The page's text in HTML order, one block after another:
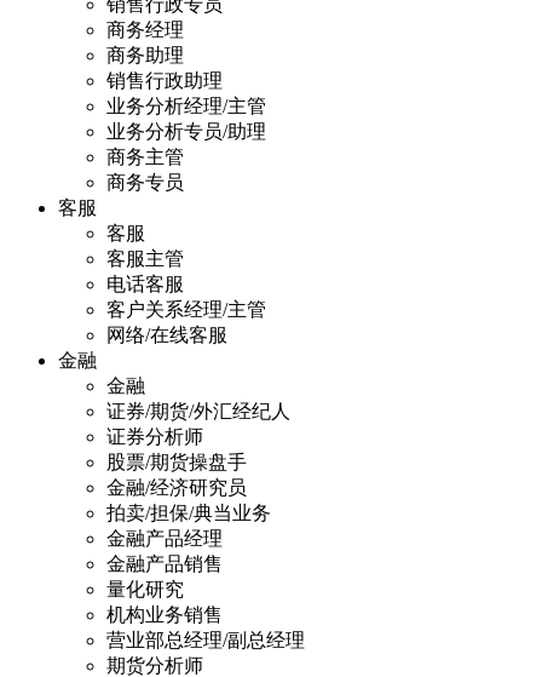
销售行政专员
商务经理
商务助理
销售行政助理
业务分析经理/主管
业务分析专员/助理
商务主管
商务专员
客服
客服
客服主管
电话客服
客户关系经理/主管
网络/在线客服
金融
金融
证券/期货/外汇经纪人
证券分析师
股票/期货操盘手
金融/经济研究员
拍卖/担保/典当业务
金融产品经理
金融产品销售
量化研究
机构业务销售
营业部总经理/副总经理
期货分析师